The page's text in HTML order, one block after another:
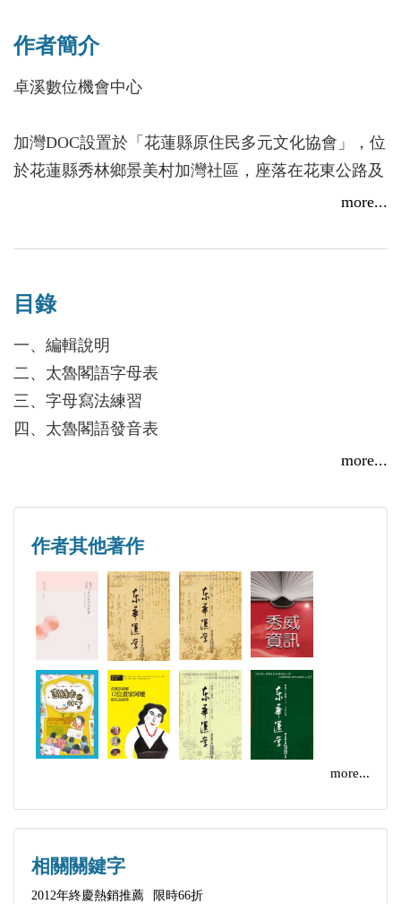
作者簡介
卓溪數位機會中心
加灣DOC設置於「花蓮縣原住民多元文化協會」，位
於花蓮縣秀林鄉景美村加灣社區，座落在花東公路及
東部北迴鐵路右側的一塊平原上，面向太平洋背向無
留地。秀林鄉轄區有文蘭、銅門、水源、佳民、景
個村。景美部落是個可以利用或開發的天然資源極為
貧乏的原住民部落。
加灣數位機會中心曾與社區民眾合作編製太魯閣族語
辭典電子書，並彙集當地景點與人文風華出版社區文
more...
目錄
一、編輯說明
二、太魯閣語字母表
三、字母寫法練習
四、太魯閣語發音表
第一課 你好嗎？
第二課 我是誰？
第三課 身體
第四課 我的家
第五課 食與衣
第六課 數一數
more...
作者其他著作
more...
相關關鍵字
2012年終慶熱銷推薦 限時66折